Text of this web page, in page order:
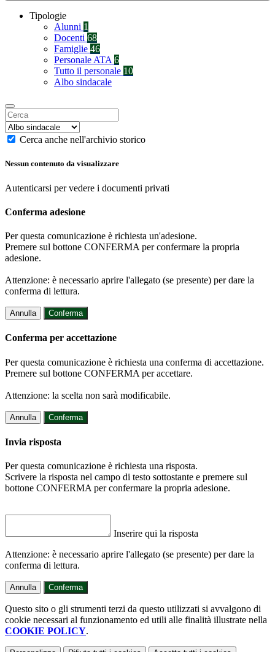
Tipologie
Alunni 1
Docenti 68
Famiglie 46
Personale ATA 6
Tutto il personale 10
Albo sindacale
Cerca anche nell'archivio storico
Nessun contenuto da visualizzare
Autenticarsi per vedere i documenti privati
Conferma adesione
Per questa comunicazione è richiesta un'adesione.
Premere sul bottone CONFERMA per confermare la propria
adesione.
Attenzione: è necessario aprire l'allegato (se presente) per dare la
conferma di lettura.
Annulla Conferma
Conferma per accettazione
Per questa comunicazione è richiesta una conferma di accettazione.
Premere sul bottone CONFERMA per accettare.
Attenzione: la scelta non sarà modificabile.
Annulla Conferma
Invia risposta
Per questa comunicazione è richiesta una risposta.
Scrivere la risposta nel campo di testo sottostante e premere sul
bottone CONFERMA per confermare la propria adesione.
Inserire qui la risposta
Attenzione: è necessario aprire l'allegato (se presente) per dare la
conferma di lettura.
Annulla Conferma
Questo sito o gli strumenti terzi da questo utilizzati si avvalgono di
cookie necessari al funzionamento ed utili alle finalità illustrate nella
COOKIE POLICY.